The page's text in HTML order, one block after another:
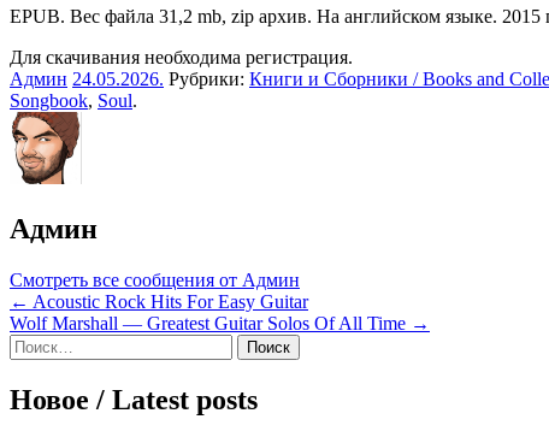
EPUB. Вес файла 31,2 mb, zip архив. На английском языке. 2015
Для скачивания необходима регистрация.
Админ 24.05.2026. Рубрики: Книги и Сборники / Books and
Songbook, Soul.
Админ
Смотреть все сообщения от Админ
Навигация
по
записям
← Acoustic Rock Hits For Easy Guitar
Wolf Marshall — Greatest Guitar Solos Of All Time →
Sidebar
Найти:
Новое / Latest posts